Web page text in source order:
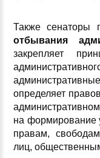
Также сенаторы
отбывания
закрепляет
определяет
на формирование
правам,
лиц,